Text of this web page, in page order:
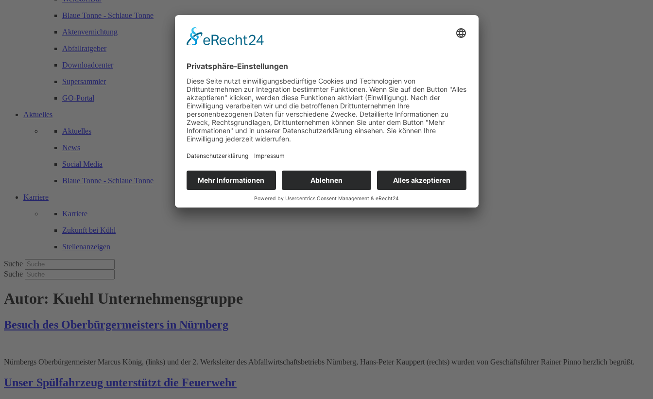
Blaue Tonne - Schlaue Tonne
Aktenvernichtung
Abfallratgeber
Downloadcenter
Supersammler
GO-Portal
Aktuelles
Aktuelles
News
Social Media
Blaue Tonne - Schlaue Tonne
Karriere
Karriere
Zukunft bei Kühl
Stellenanzeigen
Suche
Suche
Autor: Kuehl Unternehmensgruppe
Besuch des Oberbürgermeisters in Nürnberg
Nürnbergs Oberbürgermeister Marcus König, (links) und der 2. Werksleiter des Abfallwirtschaftsbetriebs Nürnberg, Hans-Peter Kauppert (rechts) wurden von Geschäftsführer Rainer Pinno herzlich begrüßt.
Unser Spülfahrzeug unterstützt die Feuerwehr